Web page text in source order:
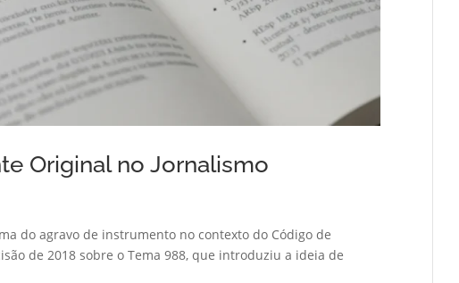
Original no Jornalismo
do agravo de instrumento no contexto do Código de
de 2018 sobre o Tema 988, que introduziu a ideia de